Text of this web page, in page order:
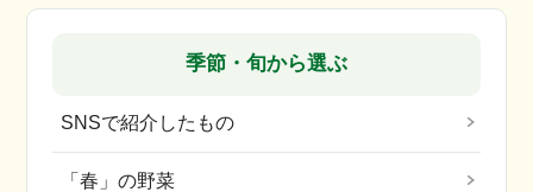
季節・旬から選ぶ
SNSで紹介したもの
「春」の野菜